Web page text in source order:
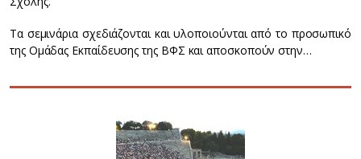
Τα σεμινάρια σχεδιάζονται και υλοποιούνται από το προσωπικό
της Ομάδας Εκπαίδευσης της ΒΦΣ και αποσκοπούν στην…